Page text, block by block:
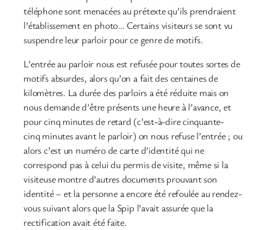
téléphone sont menacées au prétexte qu’ils prendraient
l’établissement en photo… Certains visiteurs se sont vu
suspendre leur parloir pour ce genre de motifs.
L’entrée au parloir nous est refusée pour toutes sortes de
motifs absurdes, alors qu’on a fait des centaines de
kilomètres. La durée des parloirs a été réduite mais on
nous demande d’être présents une heure à l’avance, et
pour cinq minutes de retard (c’est-à-dire cinquante-
cinq minutes avant le parloir) on nous refuse l’entrée ; ou
alors c’est un numéro de carte d’identité qui ne
correspond pas à celui du permis de visite, même si la
visiteuse montre d’autres documents prouvant son
identité – et la personne a encore été refoulée au rendez-
vous suivant alors que la Spip l’avait assurée que la
rectification avait été faite.